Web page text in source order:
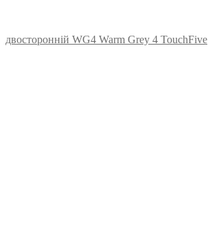
двосторонній WG4 Warm Grey 4 TouchFive